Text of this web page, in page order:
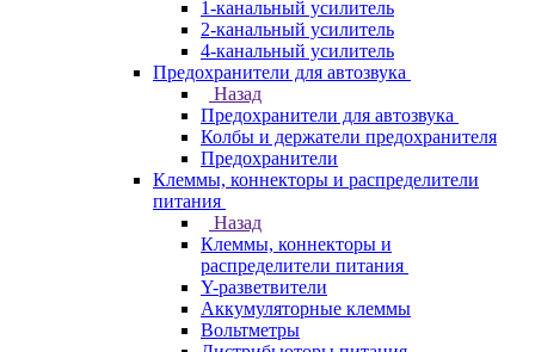
1-канальный усилитель
2-канальный усилитель
4-канальный усилитель
Предохранители для автозвука
Назад
Предохранители для автозвука
Колбы и держатели предохранителя
Предохранители
Клеммы, коннекторы и распределители
питания
Назад
Клеммы, коннекторы и
распределители питания
Y-разветвители
Аккумуляторные клеммы
Вольтметры